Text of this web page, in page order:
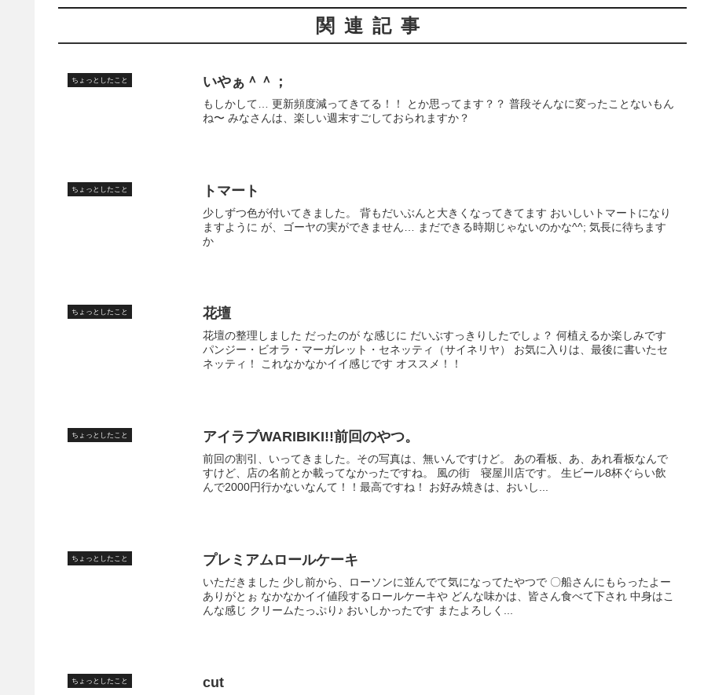
関連記事
ちょっとしたこと いやぁ＾＾；
もしかして… 更新頻度減ってきてる！！ とか思ってます？？ 普段そんなに変ったことないもん
ね〜 みなさんは、楽しい週末すごしておられますか？
ちょっとしたこと トマート
少しずつ色が付いてきました。 背もだいぶんと大きくなってきてます おいしいトマートになり
ますように が、ゴーヤの実ができません… まだできる時期じゃないのかな^^; 気長に待ちます
か
ちょっとしたこと 花壇
花壇の整理しました だったのが な感じに だいぶすっきりしたでしょ？ 何植えるか楽しみです
パンジー・ビオラ・マーガレット・セネッティ（サイネリヤ） お気に入りは、最後に書いたセ
ネッティ！ これなかなかイイ感じです オススメ！！
ちょっとしたこと アイラブWARIBIKI!!前回のやつ。
前回の割引、いってきました。その写真は、無いんですけど。 あの看板、あ、あれ看板なんで
すけど、店の名前とか載ってなかったですね。 風の街 寝屋川店です。 生ビール8杯ぐらい飲
んで2000円行かないなんて！！最高ですね！ お好み焼きは、おいし...
ちょっとしたこと プレミアムロールケーキ
いただきました 少し前から、ローソンに並んでて気になってたやつで 〇船さんにもらったよー
ありがとぉ なかなかイイ値段するロールケーキや どんな味かは、皆さん食べて下され 中身はこ
んな感じ クリームたっぷり♪ おいしかったです またよろしく...
ちょっとしたこと cut